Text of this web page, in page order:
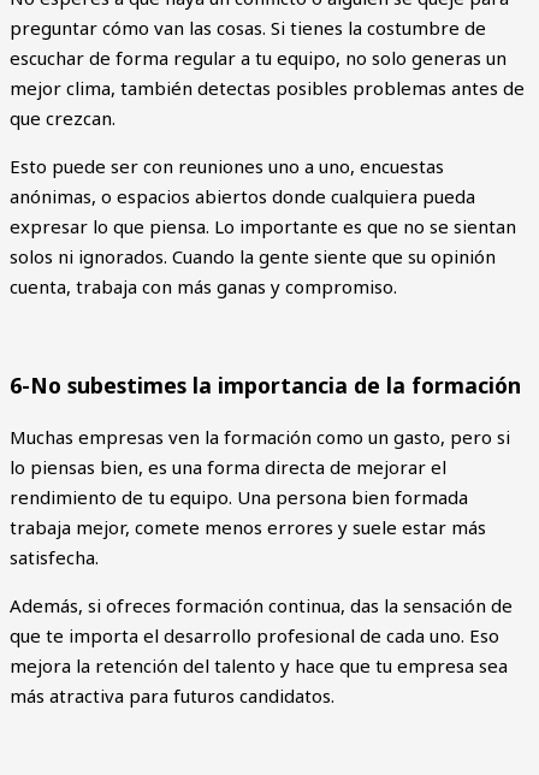
preguntar cómo van las cosas. Si tienes la costumbre de
escuchar de forma regular a tu equipo, no solo generas un
mejor clima, también detectas posibles problemas antes de
que crezcan.
Esto puede ser con reuniones uno a uno, encuestas
anónimas, o espacios abiertos donde cualquiera pueda
expresar lo que piensa. Lo importante es que no se sientan
solos ni ignorados. Cuando la gente siente que su opinión
cuenta, trabaja con más ganas y compromiso.
6-No subestimes la importancia de la formación
Muchas empresas ven la formación como un gasto, pero si
lo piensas bien, es una forma directa de mejorar el
rendimiento de tu equipo. Una persona bien formada
trabaja mejor, comete menos errores y suele estar más
satisfecha.
Además, si ofreces formación continua, das la sensación de
que te importa el desarrollo profesional de cada uno. Eso
mejora la retención del talento y hace que tu empresa sea
más atractiva para futuros candidatos.